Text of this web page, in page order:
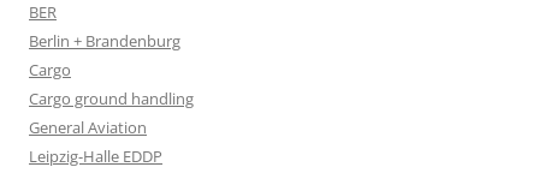
BER
Berlin + Brandenburg
Cargo
Cargo ground handling
General Aviation
Leipzig-Halle EDDP